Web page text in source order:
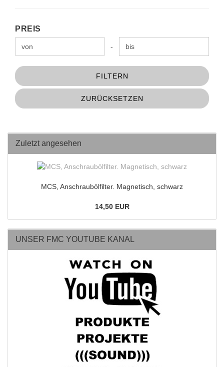
PREIS
PREIS
Preis bis -
FILTERN
ZURÜCKSETZEN
Zuletzt angesehen
MCS, Anschraubölfilter. Magnetisch, schwarz
14,50 EUR
UNSER FMC YOUTUBE KANAL